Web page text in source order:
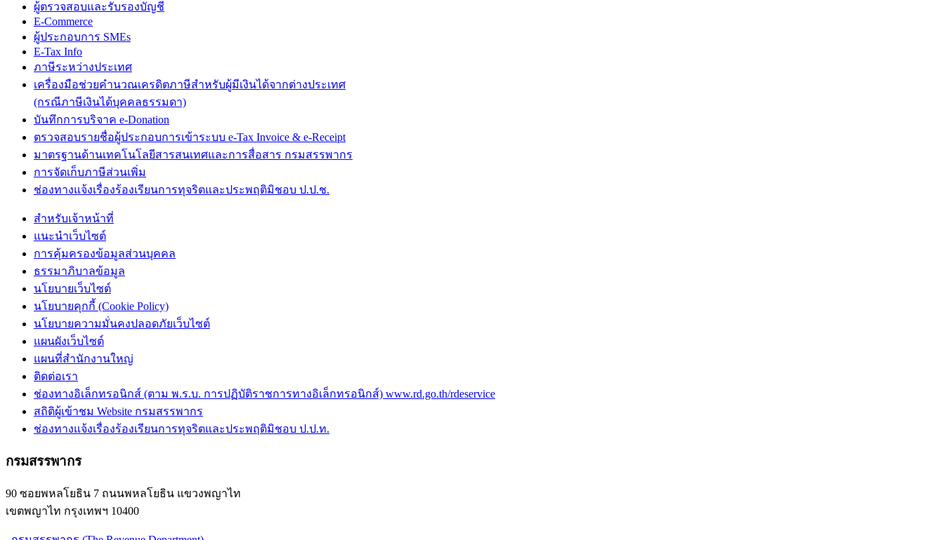
ผู้ตรวจสอบและรับรองบัญชี
E-Commerce
ผู้ประกอบการ SMEs
E-Tax Info
ภาษีระหว่างประเทศ
เครื่องมือช่วยคำนวณเครดิตภาษีสำหรับผู้มีเงินได้จากต่างประเทศ
(กรณีภาษีเงินได้บุคคลธรรมดา)
บันทึกการบริจาค e-Donation
ตรวจสอบรายชื่อผู้ประกอบการเข้าระบบ e-Tax Invoice & e-Receipt
มาตรฐานด้านเทคโนโลยีสารสนเทศและการสื่อสาร กรมสรรพากร
การจัดเก็บภาษีส่วนเพิ่ม
ช่องทางแจ้งเรื่องร้องเรียนการทุจริตและประพฤติมิชอบ ป.ป.ช.
สำหรับเจ้าหน้าที่
แนะนำเว็บไซต์
การคุ้มครองข้อมูลส่วนบุคคล
ธรรมาภิบาลข้อมูล
นโยบายเว็บไซต์
นโยบายคุกกี้ (Cookie Policy)
นโยบายความมั่นคงปลอดภัยเว็บไซต์
แผนผังเว็บไซต์
แผนที่สำนักงานใหญ่
ติดต่อเรา
ช่องทางอิเล็กทรอนิกส์ (ตาม พ.ร.บ. การปฏิบัติราชการทางอิเล็กทรอนิกส์) www.rd.go.th/rdeservice
สถิติผู้เข้าชม Website กรมสรรพากร
ช่องทางแจ้งเรื่องร้องเรียนการทุจริตและประพฤติมิชอบ ป.ป.ท.
กรมสรรพากร
90 ซอยพหลโยธิน 7 ถนนพหลโยธิน แขวงพญาไท
เขตพญาไท กรุงเทพฯ 10400